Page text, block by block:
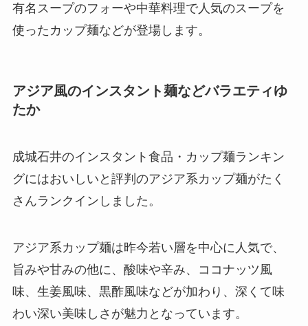
有名スープのフォーや中華料理で人気のスープを
使ったカップ麺などが登場します。
アジア風のインスタント麺などバラエティゆ
たか
成城石井のインスタント食品・カップ麺ランキン
グにはおいしいと評判のアジア系カップ麺がたく
さんランクインしました。
アジア系カップ麺は昨今若い層を中心に人気で、
旨みや甘みの他に、酸味や辛み、ココナッツ風
味、生姜風味、黒酢風味などが加わり、深くて味
わい深い美味しさが魅力となっています。